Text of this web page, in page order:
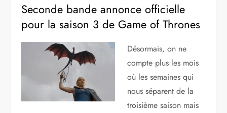
Seconde bande annonce officielle
pour la saison 3 de Game of Thrones
Désormais, on ne
compte plus les mois
où les semaines qui
nous séparent de la
troisième saison mais